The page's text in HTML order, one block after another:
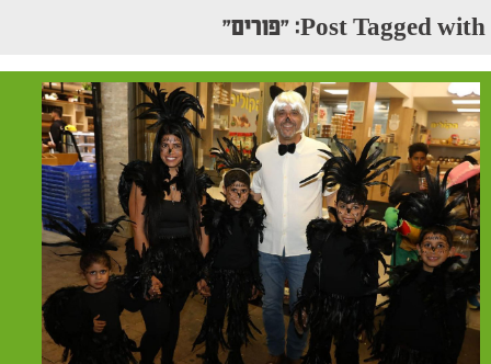
Post Tagged with: "פורים"